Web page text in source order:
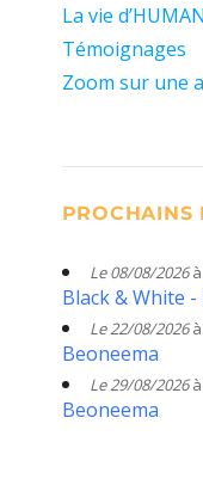
La vie
Témoignages
Zoom sur une
PROCHAINS
Le 08/08/2026à
Black & White
Le 22/08/2026à
Beoneema
Le 29/08/2026à
Beoneema